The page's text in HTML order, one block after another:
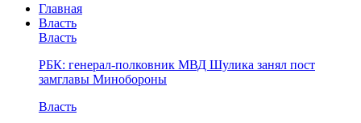
Главная
Власть
Власть
РБК: генерал-полковник МВД Шулика занял пост
замглавы Минобороны
Власть